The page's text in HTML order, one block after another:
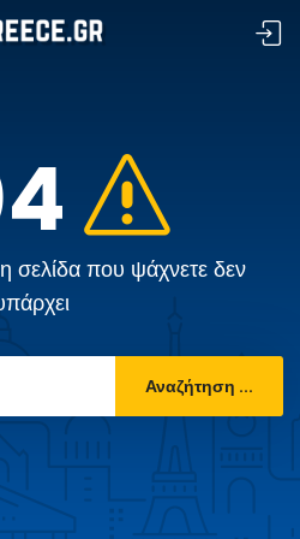
σελίδα που ψάχνετε δεν